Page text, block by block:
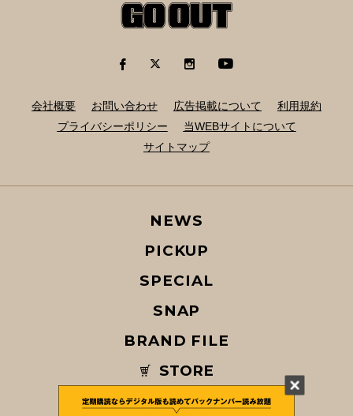
会社概要 お問い合わせ 広告掲載について
利用規約
プライバシーポリシー
当WEBサイトについて
サイトマップ
NEWS
PICKUP
SPECIAL
SNAP
BRAND FILE
STORE
MAGAZINE